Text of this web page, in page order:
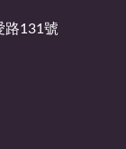
路131號